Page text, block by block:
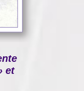
et